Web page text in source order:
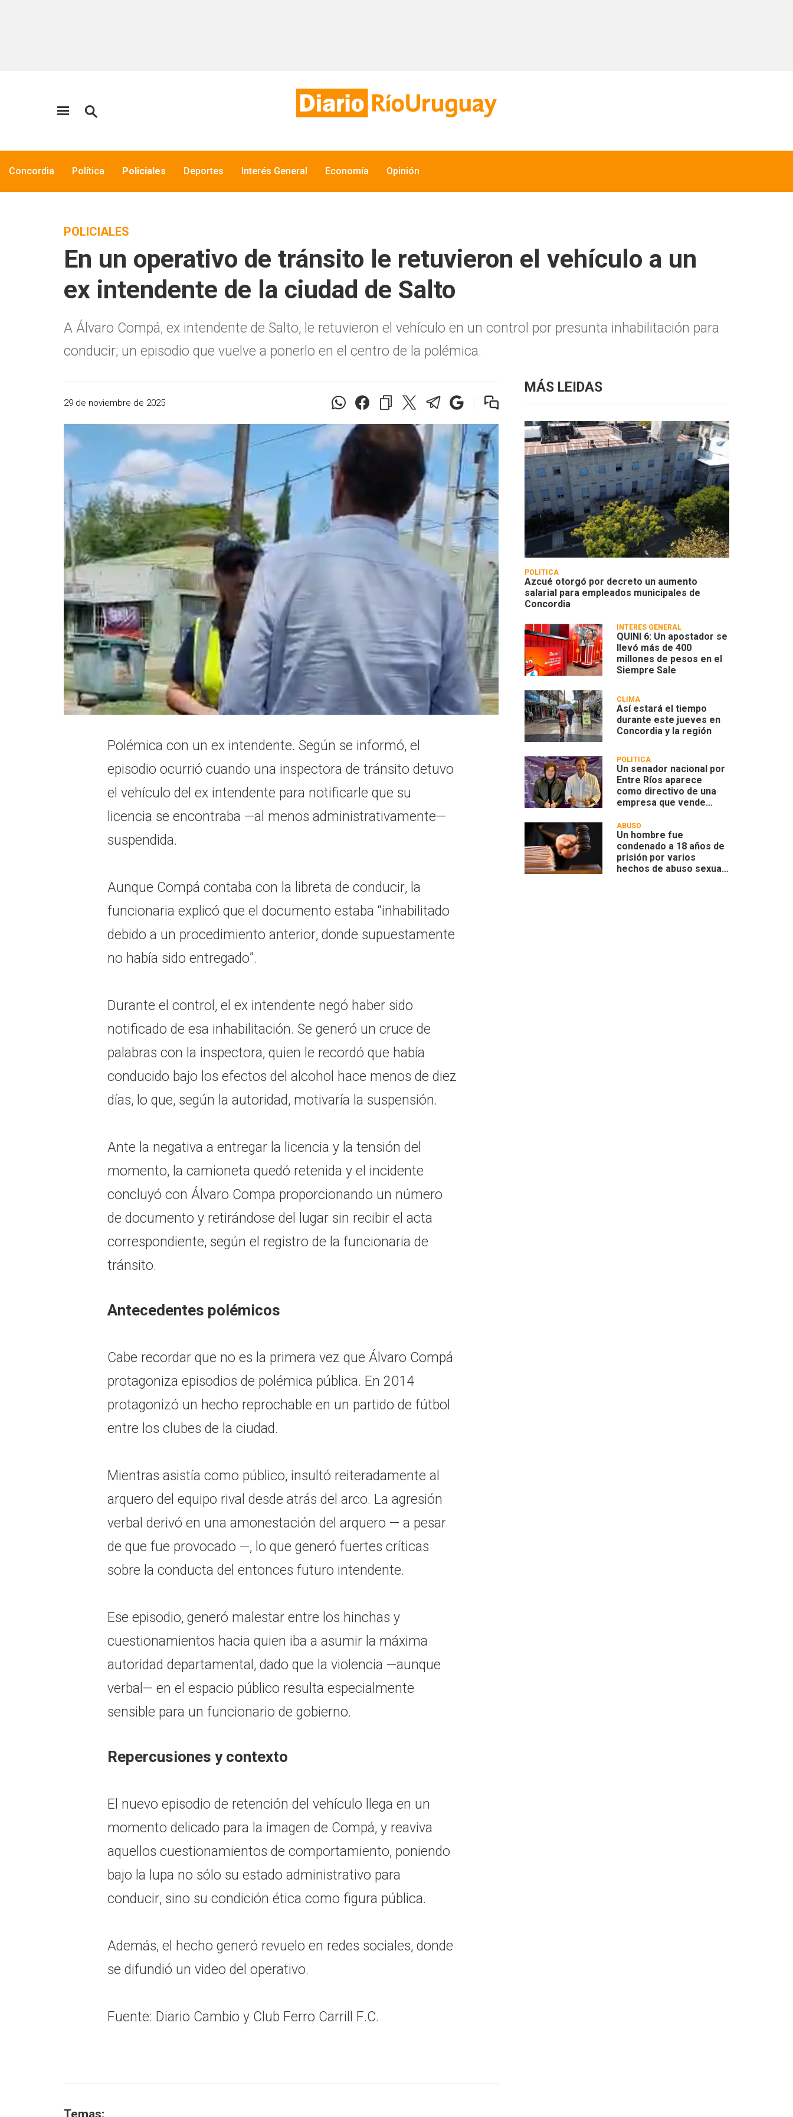
Concordia Política Policiales Deportes Interés General Economía Opinión
POLICIALES
En un operativo de tránsito le retuvieron el vehículo a un
ex intendente de la ciudad de Salto
A Álvaro Compá, ex intendente de Salto, le retuvieron el vehículo en un control por presunta inhabilitación para
conducir; un episodio que vuelve a ponerlo en el centro de la polémica.
29 de noviembre de 2025
Polémica con un ex intendente. Según se informó, el
episodio ocurrió cuando una inspectora de tránsito detuvo
el vehículo del ex intendente para notificarle que su
licencia se encontraba —al menos administrativamente—
suspendida.
Aunque Compá contaba con la libreta de conducir, la
funcionaria explicó que el documento estaba “inhabilitado
debido a un procedimiento anterior, donde supuestamente
no había sido entregado”.
Durante el control, el ex intendente negó haber sido
notificado de esa inhabilitación. Se generó un cruce de
palabras con la inspectora, quien le recordó que había
conducido bajo los efectos del alcohol hace menos de diez
días, lo que, según la autoridad, motivaría la suspensión.
Ante la negativa a entregar la licencia y la tensión del
momento, la camioneta quedó retenida y el incidente
concluyó con Álvaro Compa proporcionando un número
de documento y retirándose del lugar sin recibir el acta
correspondiente, según el registro de la funcionaria de
tránsito.
Antecedentes polémicos
Cabe recordar que no es la primera vez que Álvaro Compá
protagoniza episodios de polémica pública. En 2014
protagonizó un hecho reprochable en un partido de fútbol
entre los clubes de la ciudad.
Mientras asistía como público, insultó reiteradamente al
arquero del equipo rival desde atrás del arco. La agresión
verbal derivó en una amonestación del arquero — a pesar
de que fue provocado —, lo que generó fuertes críticas
sobre la conducta del entonces futuro intendente.
Ese episodio, generó malestar entre los hinchas y
cuestionamientos hacia quien iba a asumir la máxima
autoridad departamental, dado que la violencia —aunque
verbal— en el espacio público resulta especialmente
sensible para un funcionario de gobierno.
Repercusiones y contexto
El nuevo episodio de retención del vehículo llega en un
momento delicado para la imagen de Compá, y reaviva
aquellos cuestionamientos de comportamiento, poniendo
bajo la lupa no sólo su estado administrativo para
conducir, sino su condición ética como figura pública.
Además, el hecho generó revuelo en redes sociales, donde
se difundió un video del operativo.
Fuente: Diario Cambio y Club Ferro Carrill F.C.
Temas:
MÁS LEIDAS
POLÍTICA
Azcué otorgó por decreto un aumento
salarial para empleados municipales de
Concordia
INTERÉS GENERAL
QUINI 6: Un apostador se
llevó más de 400
millones de pesos en el
Siempre Sale
CLIMA
Así estará el tiempo
durante este jueves en
Concordia y la región
POLÍTICA
Un senador nacional por
Entre Ríos aparece
como directivo de una
empresa que vende
ABUSO
Un hombre fue
condenado a 18 años de
prisión por varios
hechos de abuso sexual